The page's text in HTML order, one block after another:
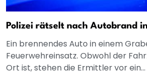
Polizei rätselt nach Autobrand
Ein brennendes Auto in einem
Feuerwehreinsatz. Obwohl der
Ort ist, stehen die Ermittler vor ein...